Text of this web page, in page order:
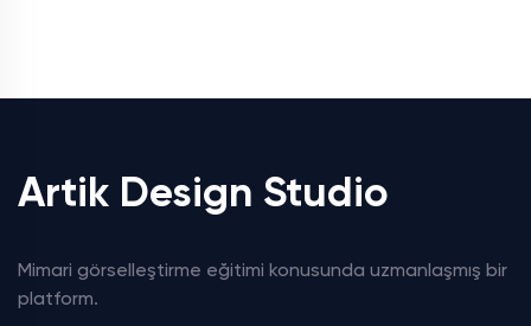
Artik Design Studio
Mimari görselleştirme eğitimi konusunda uzmanlaşmış bir
platform.